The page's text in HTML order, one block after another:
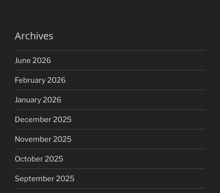
Archives
June 2026
February 2026
January 2026
December 2025
November 2025
October 2025
September 2025